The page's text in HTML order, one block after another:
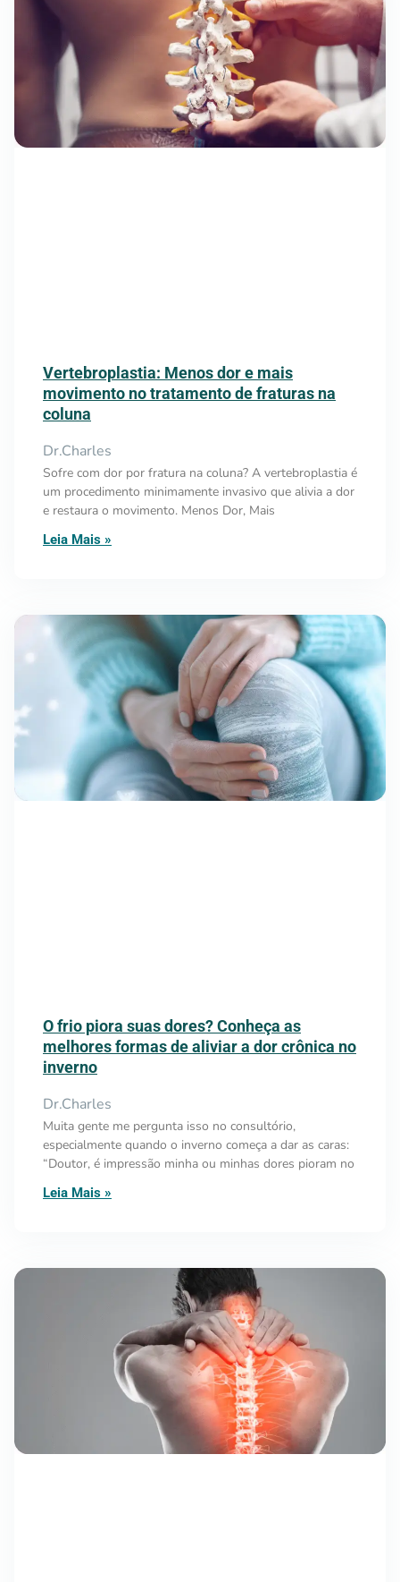
Vertebroplastia: Menos dor e mais
movimento no tratamento de fraturas na
coluna
Dr.Charles
Sofre com dor por fratura na coluna? A vertebroplastia é
um procedimento minimamente invasivo que alivia a dor
e restaura o movimento. Menos Dor, Mais
Leia Mais »
O frio piora suas dores? Conheça as
melhores formas de aliviar a dor crônica no
inverno
Dr.Charles
Muita gente me pergunta isso no consultório,
especialmente quando o inverno começa a dar as caras:
“Doutor, é impressão minha ou minhas dores pioram no
Leia Mais »